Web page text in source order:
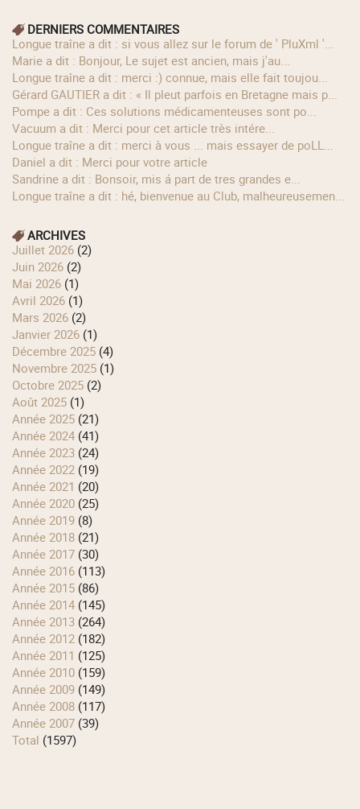
DERNIERS COMMENTAIRES
longue traîne a dit : si vous allez sur le forum de ' PluXml '...
Marie a dit : Bonjour, Le sujet est ancien, mais j'au...
longue traîne a dit : merci :) connue, mais elle fait toujou...
Gérard GAUTIER a dit : « Il pleut parfois en Bretagne mais p...
Pompe a dit : Ces solutions médicamenteuses sont po...
Vacuum a dit : Merci pour cet article très intére...
longue traîne a dit : merci à vous ... mais essayer de poLL...
Daniel a dit : Merci pour votre article
Sandrine a dit : Bonsoir, mis á part de tres grandes e...
longue traîne a dit : hé, bienvenue au Club, malheureusemen...
ARCHIVES
juillet 2026 (2)
juin 2026 (2)
mai 2026 (1)
avril 2026 (1)
mars 2026 (2)
janvier 2026 (1)
décembre 2025 (4)
novembre 2025 (1)
octobre 2025 (2)
août 2025 (1)
année 2025 (21)
année 2024 (41)
année 2023 (24)
année 2022 (19)
année 2021 (20)
année 2020 (25)
année 2019 (8)
année 2018 (21)
année 2017 (30)
année 2016 (113)
année 2015 (86)
année 2014 (145)
année 2013 (264)
année 2012 (182)
année 2011 (125)
année 2010 (159)
année 2009 (149)
année 2008 (117)
année 2007 (39)
total (1597)